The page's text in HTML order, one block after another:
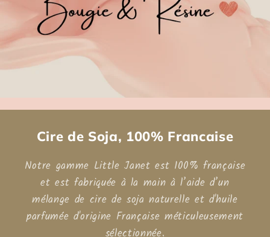
Cire de Soja, 100% Francaise
Notre gamme Little Janet est 100% française
et est fabriquée à la main à l’aide d’un
mélange de cire de soja naturelle et d'huile
parfumée d'origine Française méticuleusement
sélectionnée.